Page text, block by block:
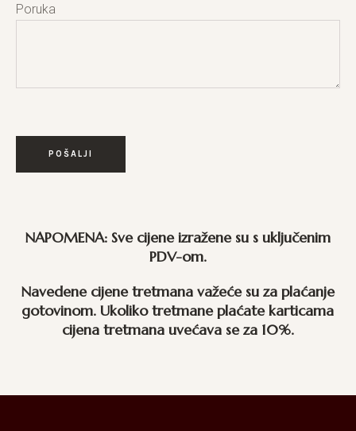
Poruka
NAPOMENA: Sve cijene izražene su s uključenim
PDV-om.
Navedene cijene tretmana važeće su za plaćanje
gotovinom. Ukoliko tretmane plaćate karticama
cijena tretmana uvećava se za 10%.